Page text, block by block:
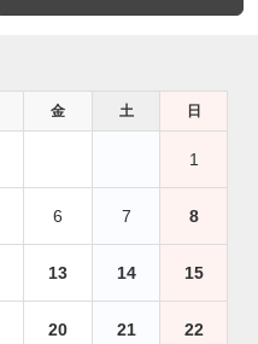
金 土 日
1
6 7 8
13 14 15
20 21 22